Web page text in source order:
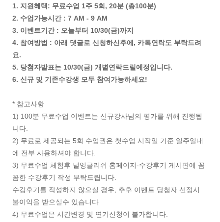
1. 지원혜택: 무료수업 1주 5회, 20분 (총100분)
2. 수업가능시간 : 7 AM - 9 AM
3. 이벤트기간 : 오늘부터 10/30(금)까지
4. 참여방법 : 아래 댓글로 신청하신후에, 카톡연락도 부탁드려
요.
5. 당첨자발표는 10/30(금) 개별연락드릴예정입니다.
6. 신규 및 기존수강생 모두 참여가능하세요!
* 참고사항
1) 100분 무료수업 이벤트는 신규강사님의 평가를 위해 진행됩
니다.
2) 무료로 제공되는 5회 수업권은 첫수업 시작일 기준 일주일내
에 전부 사용하셔야 합니다.
3) 무료수업 체험후 닐잉글리쉬 홈페이지-수강후기 게시판에 꼼
꼼한 수강후기 작성 부탁드립니다.
수강후기를 작성하지 않으실 경우, 추후 이벤트 당첨자 선정시
불이익을 받으실수 있습니다
4) 무료수업은 시간변경 및 연기신청이 불가합니다.